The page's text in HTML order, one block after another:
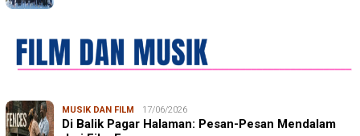
MUSIK DAN FILM 17/06/2026
Di Balik Pagar Halaman: Pesan-Pesan Mendalam